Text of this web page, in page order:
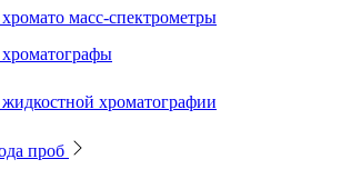
масс-спектрометры
хроматографии
проб